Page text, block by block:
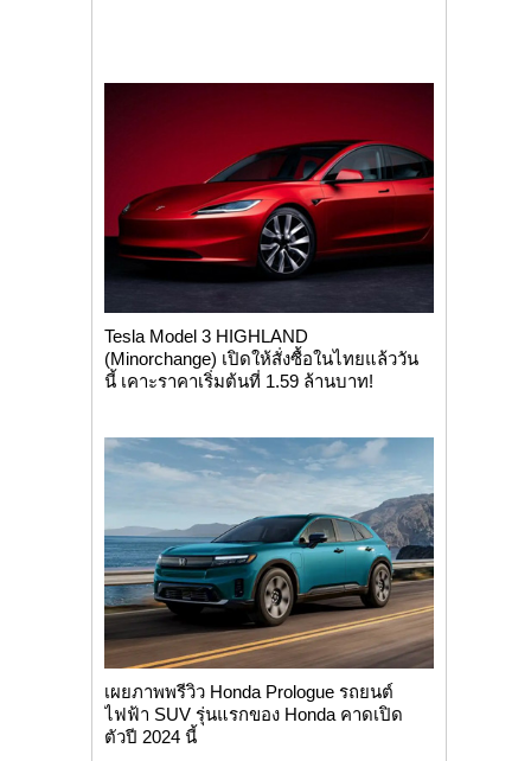
Tesla Model 3 HIGHLAND
(Minorchange) เปิดให้สั่งซื้อในไทยแล้ววัน
นี้ เคาะราคาเริ่มต้นที่ 1.59 ล้านบาท!
เผยภาพพรีวิว Honda Prologue รถยนต์
ไฟฟ้า SUV รุ่นแรกของ Honda คาดเปิด
ตัวปี 2024 นี้